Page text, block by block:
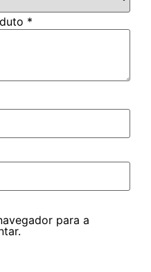
*
para a